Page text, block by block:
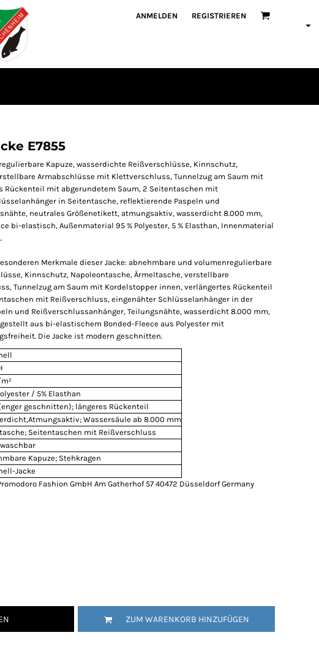
ANMELDEN REGISTRIEREN
E7855
Kapuze, wasserdichte Reißverschlüsse, Kinnschutz,
Armabschlüsse mit Klettverschluss, Tunnelzug am Saum mit
Rückenteil mit abgerundetem Saum, 2 Seitentaschen mit
in Seitentasche, reflektierende Paspeln und
neutrales Größenetikett, atmungsaktiv, wasserdicht 8.000 mm,
bi-elastisch, Außenmaterial 95 % Polyester, 5 % Elasthan, Innenmaterial
Merkmale dieser Jacke: abnehmbare und volumenregulierbare
Kinnschutz, Napoleontasche, Ärmeltasche, verstellbare
Tunnelzug am Saum mit Kordelstopper innen, verlängertes Rückenteil
mit Reißverschluss, eingenähter Schlüsselanhänger in der
und Reißverschlussanhänger, Teilungsnähte, wasserdicht 8.000 mm,
aus bi-elastischem Bonded-Fleece aus Polyester mit
Die Jacke ist modern geschnitten.
/ 5% Elasthan
geschnitten); längeres Rückenteil
Wassersäule ab 8.000 mm
Seitentaschen mit Reißverschluss
waschbar
Kapuze; Stehkragen
Jacke
Fashion GmbH Am Gatherhof 57 40472 Düsseldorf Germany
ZUM WARENKORB HINZUFÜGEN